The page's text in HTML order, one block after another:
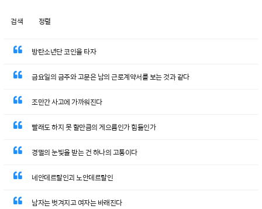
검색 정렬
방탄소년단 코인을 타자
금요일의 금주와 고문은 남의 근로계약서를 보는 것과 같다
조만간 사고에 가까워진다
빨래도 하지 못 할만큼의 게으름인가 힘듦인가
경멸의 눈빛을 받는 건 하나의 고통이다
네안데르탈인괴 노안데르탈인
남자는 벗겨지고 여자는 바래진다